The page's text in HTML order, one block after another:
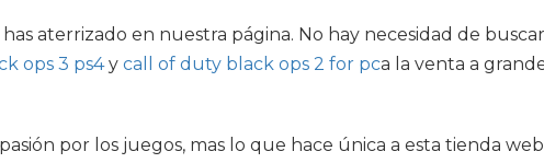
aterrizado en nuestra página. No hay necesidad de
ops 3 ps4y call of duty black ops 2 for pca la venta a
por los juegos, mas lo que hace única a esta tienda